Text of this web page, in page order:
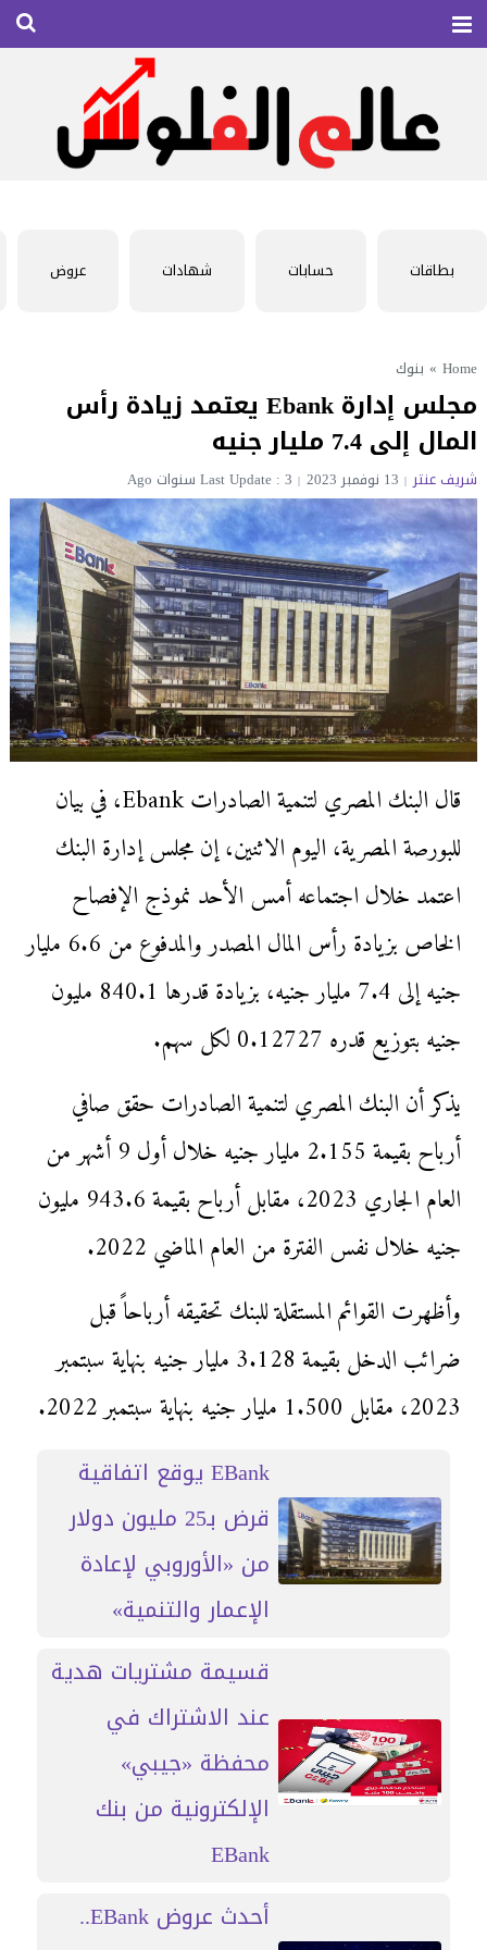
بطاقات حسابات شهادات عروض
Home
» بنوك
مجلس إدارة Ebank يعتمد زيادة رأس
المال إلى 7.4 مليار جنيه
شريف عنتر 13 نوفمبر 2023 Last Update : 3 سنوات Ago
قال البنك المصري لتنمية الصادرات Ebank، في بيان
للبورصة المصرية، اليوم الاثنين، إن مجلس إدارة البنك
اعتمد خلال اجتماعه أمس الأحد نموذج الإفصاح
الخاص بزيادة رأس المال المصدر والمدفوع من 6.6 مليار
جنيه إلى 7.4 مليار جنيه، بزيادة قدرها 840.1 مليون
جنيه بتوزيع قدره 0.12727 لكل سهم.
يذكر أن البنك المصري لتنمية الصادرات حقق صافي
أرباح بقيمة 2.155 مليار جنيه خلال أول 9 أشهر من
العام الجاري 2023، مقابل أرباح بقيمة 943.6 مليون
جنيه خلال نفس الفترة من العام الماضي 2022.
وأظهرت القوائم المستقلة للبنك تحقيقه أرباحاً قبل
ضرائب الدخل بقيمة 3.128 مليار جنيه بنهاية سبتمبر
2023، مقابل 1.500 مليار جنيه بنهاية سبتمبر 2022.
EBank يوقع اتفاقية
قرض بـ25 مليون دولار
من «الأوروبي لإعادة
الإعمار والتنمية»
قسيمة مشتريات هدية
عند الاشتراك في
محفظة «جيبي»
الإلكترونية من بنك
EBank
أحدث عروض EBank..